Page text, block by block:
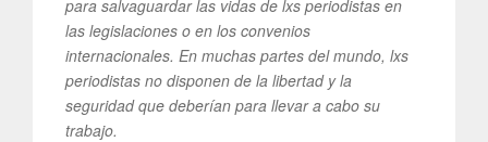
para salvaguardar las vidas de lxs periodistas en
las legislaciones o en los convenios
internacionales. En muchas partes del mundo, lxs
periodistas no disponen de la libertad y la
seguridad que deberían para llevar a cabo su
trabajo.